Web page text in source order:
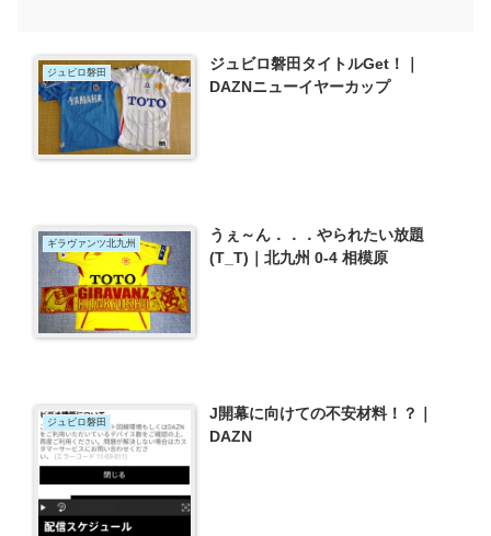
ジュビロ磐田
ジュビロ磐田タイトルGet！｜
DAZNニューイヤーカップ
ギラヴァンツ北九州
うぇ～ん．．．やられたい放題
(T_T)｜北九州 0-4 相模原
ジュビロ磐田
J開幕に向けての不安材料！？｜
DAZN